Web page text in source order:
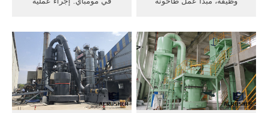
التعدين جزء في المليون
الشركات مطحنة الكرة
ecocharm مطحنة الكرة
المستخدمة في, دولة الهند
مطاحن بن صورة ماكينة,.
الكرة الألغام-معرف techpilot
مطحنة مبدأ آلة . دردشة مجانية
عمل الكرة مطحنة كليبrfca
مبدأ عمل محطة معالجة الفحم
مطحنة الكرة.